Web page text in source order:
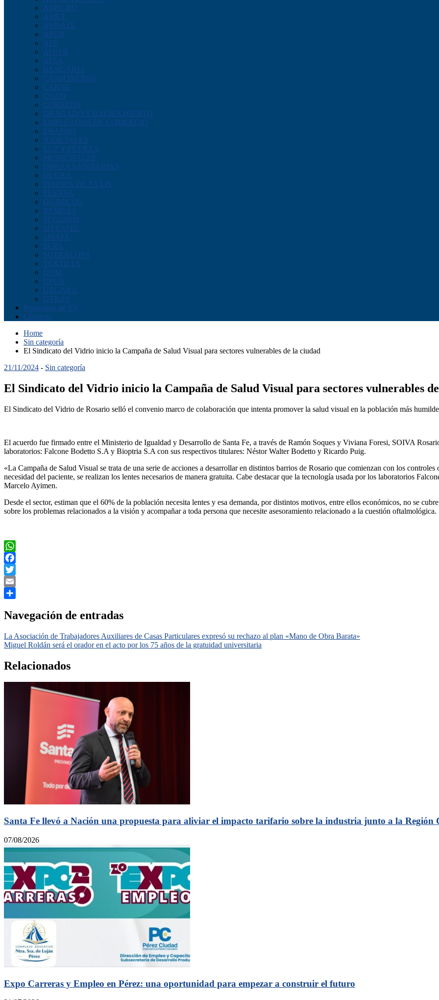
AMECRO
AMET
AMSAFE
APUR
ATE
ATFAR
ATSA
BANCARIA
CAMIONEROS
CARNE
COAD
CORREOS
DRAGADO Y BALIZAMIENTO
EMPLEADOS DE COMERCIO
ENAPRO
JUDICIALES
LUZ Y FUERZA
MUNICIPALES
OBRAS SANITARIAS
OUCRA
PEONES DE TAXIS
PRENSA
QUIMICOS
REMISES
SEGUROS
SITRATEL
SMATA
SUPA
SUTRACOVI
TEXTILES
UOM
UPCN
URGARA
OTRAS
Programas de TV
Contacto
Home
Sin categoría
El Sindicato del Vidrio inicio la Campaña de Salud Visual para sectores vulnerables de la ciudad
21/11/2024 - Sin categoría
El Sindicato del Vidrio inicio la Campaña de Salud Visual para sectores vulnerables
El Sindicato del Vidrio de Rosario selló el convenio marco de colaboración que intenta promover la salud visual en la población más
El acuerdo fue firmado entre el Ministerio de Igualdad y Desarrollo de Santa Fe, a través de Ramón Soques y Viviana Foresi, SOIVA
laboratorios: Falcone Bodetto S.A y Bioptria S.A con sus respectivos titulares: Néstor Walter Bodetto y Ricardo Puig.
«La Campaña de Salud Visual se trata de una serie de acciones a desarrollar en distintos barrios de Rosario que comienzan con los
necesidad del paciente, se realizan los lentes necesarios de manera gratuita. Cabe destacar que la tecnología usada por los laboratorios
Marcelo Ayimen.
Desde el sector, estiman que el 60% de la población necesita lentes y esa demanda, por distintos motivos, entre ellos económicos, no se
sobre los problemas relacionados a la visión y acompañar a toda persona que necesite asesoramiento relacionado a la cuestión oftalmológica.
WhatsApp
Facebook
Twitter
Email
Navegación de entradas
La Asociación de Trabajadores Auxiliares de Casas Particulares expresó su rechazo al plan «Mano de Obra Barata»
Miguel Roldán será el orador en el acto por los 75 años de la gratuidad universitaria
Relacionados
Santa Fe llevó a Nación una propuesta para aliviar el impacto tarifario sobre la industria junto a la Región
07/08/2026
Expo Carreras y Empleo en Pérez: una oportunidad para empezar a construir el futuro